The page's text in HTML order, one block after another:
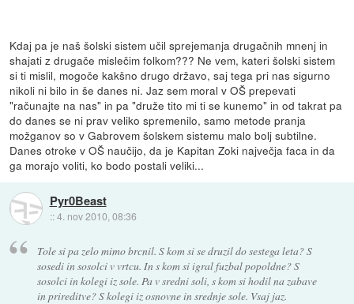
Kdaj pa je naš šolski sistem učil sprejemanja drugačnih mnenj in
shajati z drugače mislečim folkom??? Ne vem, kateri šolski sistem
si ti mislil, mogoče kakšno drugo državo, saj tega pri nas sigurno
nikoli ni bilo in še danes ni. Jaz sem moral v OŠ prepevati
"računajte na nas" in pa "druže tito mi ti se kunemo" in od takrat pa
do danes se ni prav veliko spremenilo, samo metode pranja
možganov so v Gabrovem šolskem sistemu malo bolj subtilne.
Danes otroke v OŠ naučijo, da je Kapitan Zoki največja faca in da
ga morajo voliti, ko bodo postali veliki...
Pyr0Beast
::4. nov 2010, 08:36
Tole si pa zelo mimo brcnil. S kom si se druzil do sestega leta? S
sosedi in sosolci v vrtcu. In s kom si igral fuzbal popoldne? S
sosolci in kolegi iz sole. Pa v sredni soli, s kom si hodil na zabave
in prireditve? S kolegi iz osnovne in srednje sole. Vsaj jaz.